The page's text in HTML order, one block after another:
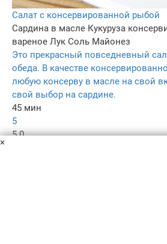
Салат с консервированной рыбой
Сардина в масле Кукуруза
вареное Лук Соль Майонез
Это прекрасный повседневный
обеда. В качестве
любую консерву в масле на свой
свой выбор на сардине.
45 мин
5
5.0
×